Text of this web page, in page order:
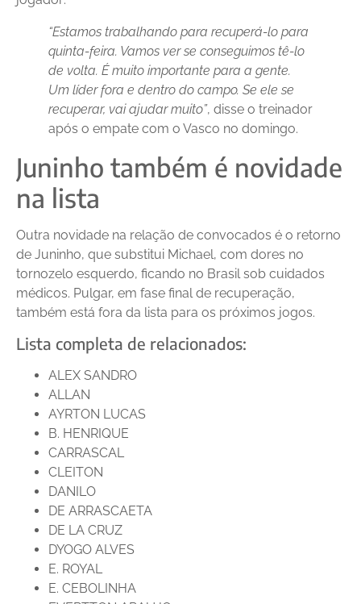
“Estamos trabalhando para recuperá-lo para
quinta-feira. Vamos ver se conseguimos tê-lo
de volta. É muito importante para a gente.
Um líder fora e dentro do campo. Se ele se
recuperar, vai ajudar muito”, disse o treinador
após o empate com o Vasco no domingo.
Juninho também é novidade
na lista
Outra novidade na relação de convocados é o retorno
de Juninho, que substitui Michael, com dores no
tornozelo esquerdo, ficando no Brasil sob cuidados
médicos. Pulgar, em fase final de recuperação,
também está fora da lista para os próximos jogos.
Lista completa de relacionados:
ALEX SANDRO
ALLAN
AYRTON LUCAS
B. HENRIQUE
CARRASCAL
CLEITON
DANILO
DE ARRASCAETA
DE LA CRUZ
DYOGO ALVES
E. ROYAL
E. CEBOLINHA